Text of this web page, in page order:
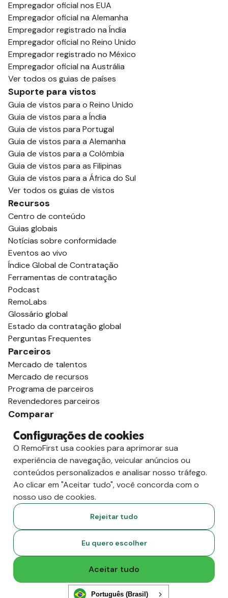
Empregador oficial nos EUA
Empregador oficial na Alemanha
Empregador registrado na Índia
Empregador oficial no Reino Unido
Empregador registrado no México
Empregador oficial na Austrália
Ver todos os guias de países
Suporte para vistos
Guia de vistos para o Reino Unido
Guia de vistos para a Índia
Guia de vistos para Portugal
Guia de vistos para a Alemanha
Guia de vistos para a Colômbia
Guia de vistos para as Filipinas
Guia de vistos para a África do Sul
Ver todos os guias de vistos
Recursos
Centro de conteúdo
Guias globais
Notícias sobre conformidade
Eventos ao vivo
Índice Global de Contratação
Ferramentas de contratação
Podcast
RemoLabs
Glossário global
Estado da contratação global
Perguntas Frequentes
Parceiros
Mercado de talentos
Mercado de recursos
Programa de parceiros
Revendedores parceiros
Comparar
vs. Remoto
vs. Oyster
vs. Multiplicador
RemoFirst Inc. Criado com 💚 remotamente, de
Configurações de cookies
O RemoFirst usa cookies para aprimorar sua
experiência de navegação, veicular anúncios ou
conteúdos personalizados e analisar nosso tráfego.
Ao clicar em "Aceitar tudo", você concorda com o
nosso uso de cookies.
Rejeitar tudo
Eu quero escolher
Aceitar tudo
Português (Brasil)